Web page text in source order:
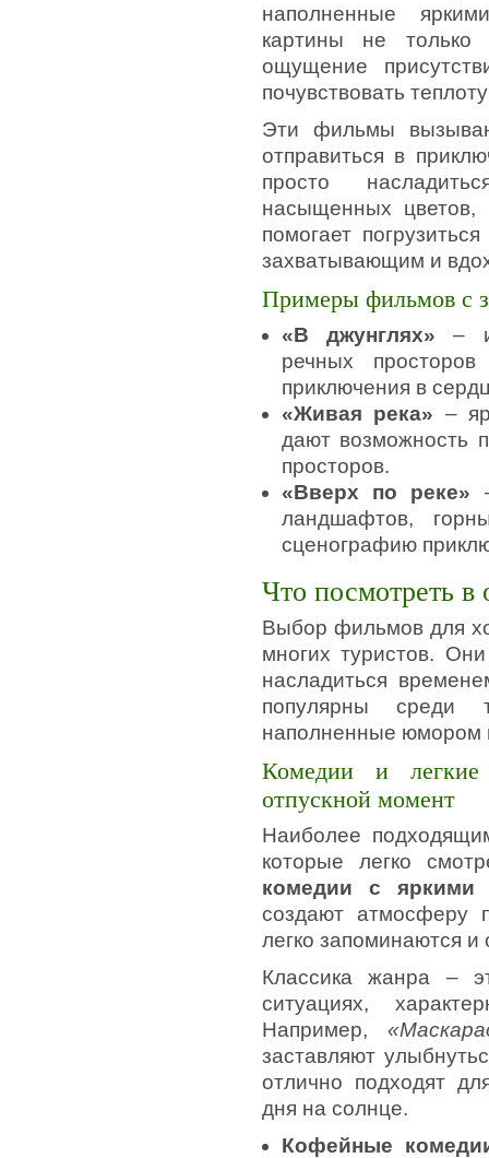
наполненные
картины не
ощущение
почувствовать
Эти фильмы
отправиться в
просто
насыщенных цветов,
помогает
захватывающим и
Примеры фильмов с
«В джунглях» –
речных
приключения в
«Живая река» –
дают возможность
просторов.
«Вверх по реке»
ландшафтов,
сценографию
Что посмотреть в
Выбор фильмов для
многих туристов.
насладиться
популярны среди
наполненные юмором
Комедии и
отпускной момент
Наиболее
которые легко
комедии с яркими
создают атмосферу
легко запоминаются и
Классика жанра –
ситуациях,
Например,
заставляют
отлично подходят
дня на солнце.
Кофейные